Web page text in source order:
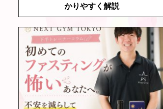
かりやすく解説